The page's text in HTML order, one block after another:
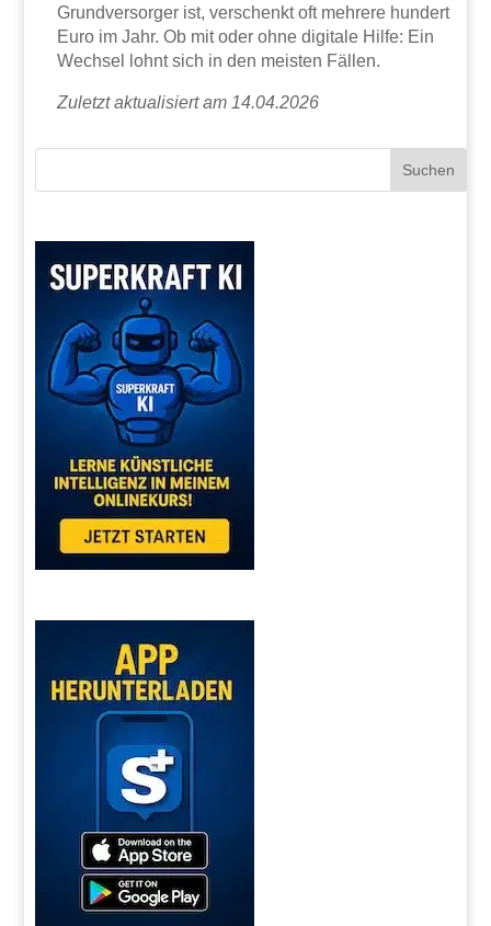
Grundversorger ist, verschenkt oft mehrere hundert
Euro im Jahr. Ob mit oder ohne digitale Hilfe: Ein
Wechsel lohnt sich in den meisten Fällen.
Zuletzt aktualisiert am 14.04.2026